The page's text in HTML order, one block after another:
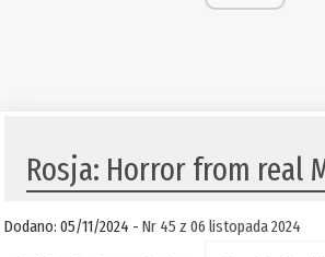
Rosja: Horror from real
Dodano: 05/11/2024 -Nr 45 z 06 listopada 2024